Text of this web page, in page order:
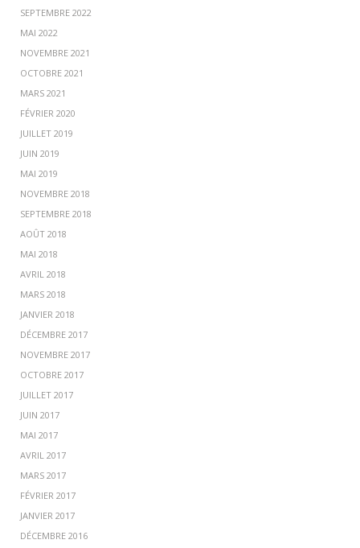
SEPTEMBRE 2022
MAI 2022
NOVEMBRE 2021
OCTOBRE 2021
MARS 2021
FÉVRIER 2020
JUILLET 2019
JUIN 2019
MAI 2019
NOVEMBRE 2018
SEPTEMBRE 2018
AOÛT 2018
MAI 2018
AVRIL 2018
MARS 2018
JANVIER 2018
DÉCEMBRE 2017
NOVEMBRE 2017
OCTOBRE 2017
JUILLET 2017
JUIN 2017
MAI 2017
AVRIL 2017
MARS 2017
FÉVRIER 2017
JANVIER 2017
DÉCEMBRE 2016